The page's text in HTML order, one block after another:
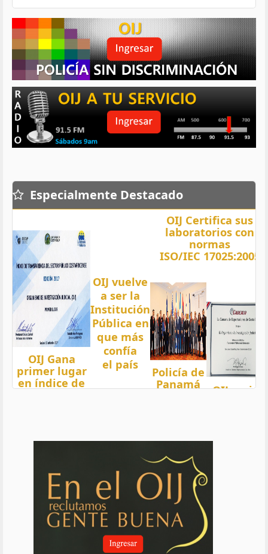
Especialmente Destacado
OIJ Gana
primer lugar
en índice de
OIJ vuelve
a ser la
Institución
Pública en
que más
confía
el país
OIJ Certifica sus
laboratorios con
normas
ISO/IEC 17025:2005
Policía de
Panamá
OIJ mejor